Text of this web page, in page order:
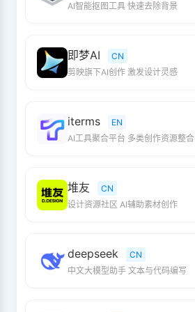
AI智能抠图工具 快速去除背景
即梦AI
CN
剪映旗下AI创作 激发设计灵感
iterms
EN
AI工具聚合平台 多类创作资源整合
堆友
CN
设计资源社区 AI辅助素材创作
deepseek
CN
中文大模型助手 文本与代码编写